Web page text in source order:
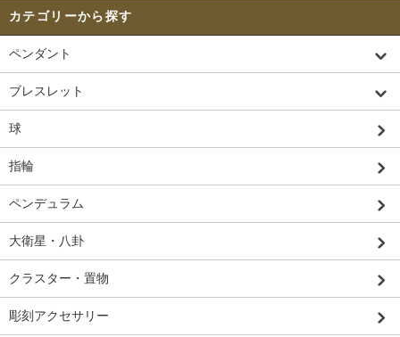
カテゴリーから探す
ペンダント
ブレスレット
球
指輪
ペンデュラム
大衛星・八卦
クラスター・置物
彫刻アクセサリー